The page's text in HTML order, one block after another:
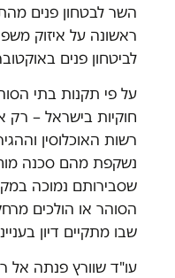
השר לבטחון פנים
ראשונה על איזוק
לביטחון פנים באוקטובר 2021, אחריה הוגשו שתיים נוספות, האחרונה
על פי תקנות בתי
חוקיות בישראל – רק
רשות האוכלוסין
נשקפת מהם סכנה
שסבירותם נמוכה
הסוהר או הולכים
שבו מתקיים דיון
עו"ד שוורץ פנתה אל